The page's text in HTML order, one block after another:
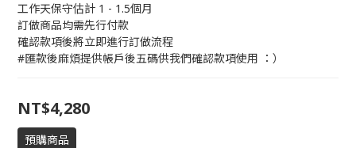
工作天保守估計 1 - 1.5個月
訂做商品均需先行付款
確認款項後將立即進行訂做流程
#匯款後麻煩提供帳戶後五碼供我們確認款項使用 ：）
NT$4,280
預購商品